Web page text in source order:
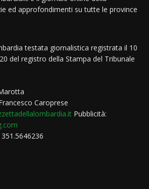
ed approfondimenti su tutte le province
testata giornalistica registrata il 10
del registro della Stampa del Tribunale
Caroprese
Pubblicità: